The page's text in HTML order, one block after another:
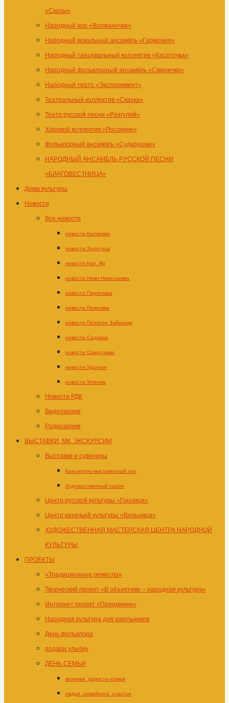
«Сказы»
Народный хор «Волжаночка»
Народный вокальный ансамбль «Гармония»
Народный танцевальный коллектив «Касаточка»
Народный фольклорный ансамбль «Смирички»
Народный театр «Эксперимент»
Театральный коллектив «Сказка»
Театр русской песни «Разгуляй»
Хоровой коллектив «Россияне»
Фольклорный ансамбль «Сударушки»
НАРОДНЫЙ АНСАМБЛЬ РУССКОЙ ПЕСНИ
«БЛАГОВЕСТНИЦА»
Дома культуры
Новости
Все новости
новости Батаевка
новости Золотуха
новости Кап. Яр
новости Ново-Николаевка
новости Пироговка
новости Покровка
новости Пологое Займище
новости Садовое
новости Сокрутовка
новости Удачное
новости Успенка
Новости РДК
Видеоархив
Радиоархив
ВЫСТАВКИ, МК, ЭКСКУРСИИ
Выставки и сувениры
Концертно-выставочный зал
Художественный салон
Центр русской культуры «Горлица»
Центр казачьей культуры «Вольница»
ХУДОЖЕСТВЕННАЯ МАСТЕРСКАЯ ЦЕНТРА НАРОДНОЙ
КУЛЬТУРЫ
ПРОЕКТЫ
«Традиционные ремесла»
Творческий проект «В объективе – народная культура»
Интернет проект «Преемники»
Народная культура для школьников
День фольклора
подари улыбку
ДЕНЬ СЕМЬИ
великая_радость–семья
ладья_семейного_счастья